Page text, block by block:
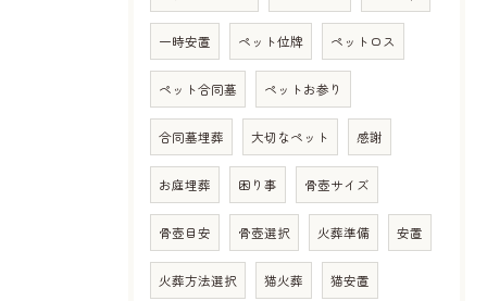
一時安置 ペット位牌 ペットロス
ペット合同墓 ペットお参り
合同墓埋葬 大切なペット 感謝
お庭埋葬 困り事 骨壺サイズ
骨壺目安 骨壺選択 火葬準備 安置
火葬方法選択 猫火葬 猫安置